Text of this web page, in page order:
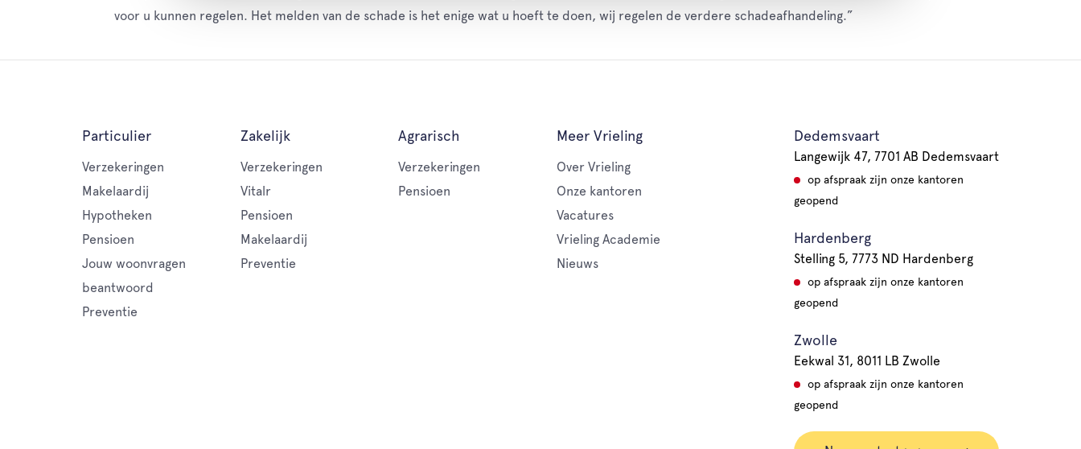
voor u kunnen regelen. Het melden van de schade is het enige wat u hoeft te doen, wij regelen de verdere schadeafhandeling.”
Particulier
Verzekeringen
Makelaardij
Hypotheken
Pensioen
Jouw woonvragen
beantwoord
Preventie
Zakelijk
Verzekeringen
Vitalr
Pensioen
Makelaardij
Preventie
Agrarisch
Verzekeringen
Pensioen
Meer Vrieling
Over Vrieling
Onze kantoren
Vacatures
Vrieling Academie
Nieuws
Dedemsvaart
Langewijk 47, 7701 AB Dedemsvaart
op afspraak zijn onze kantoren
geopend
Hardenberg
Stelling 5, 7773 ND Hardenberg
op afspraak zijn onze kantoren
geopend
Zwolle
Eekwal 31, 8011 LB Zwolle
op afspraak zijn onze kantoren
geopend